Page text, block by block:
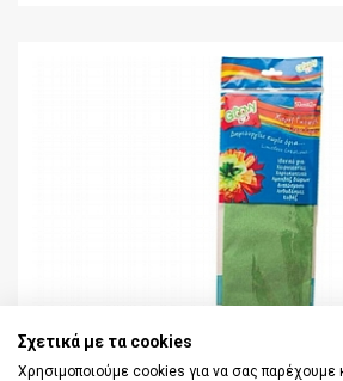
Σχετικά με τα cookies
Χρησιμοποιούμε cookies για να σας παρέχουμε